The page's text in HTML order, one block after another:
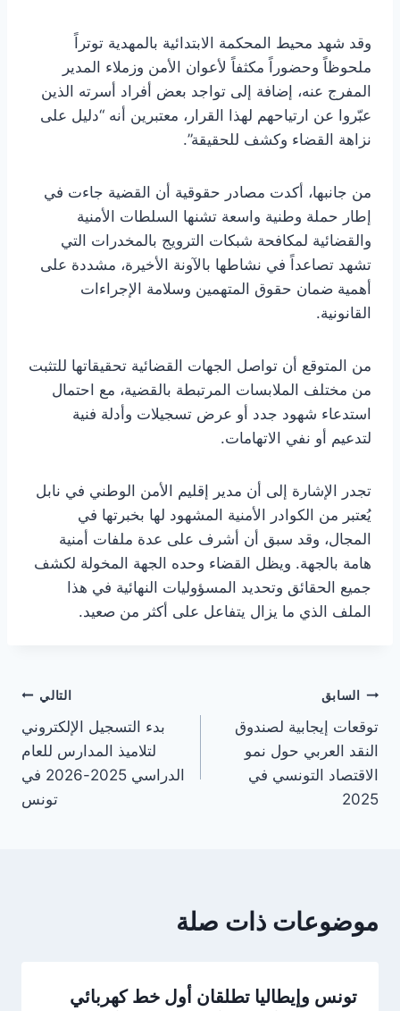
وقد شهد محيط المحكمة الابتدائية بالمهدية توتراً
ملحوظاً وحضوراً مكثفاً لأعوان الأمن وزملاء المدير
المفرج عنه، إضافة إلى تواجد بعض أفراد أسرته الذين
عبّروا عن ارتياحهم لهذا القرار، معتبرين أنه “دليل على
نزاهة القضاء وكشف للحقيقة”.
من جانبها، أكدت مصادر حقوقية أن القضية جاءت في
إطار حملة وطنية واسعة تشنها السلطات الأمنية
والقضائية لمكافحة شبكات الترويج بالمخدرات التي
تشهد تصاعداً في نشاطها بالآونة الأخيرة، مشددة على
أهمية ضمان حقوق المتهمين وسلامة الإجراءات
القانونية.
من المتوقع أن تواصل الجهات القضائية تحقيقاتها للتثبت
من مختلف الملابسات المرتبطة بالقضية، مع احتمال
استدعاء شهود جدد أو عرض تسجيلات وأدلة فنية
لتدعيم أو نفي الاتهامات.
تجدر الإشارة إلى أن مدير إقليم الأمن الوطني في نابل
يُعتبر من الكوادر الأمنية المشهود لها بخبرتها في
المجال، وقد سبق أن أشرف على عدة ملفات أمنية
هامة بالجهة. ويظل القضاء وحده الجهة المخولة لكشف
جميع الحقائق وتحديد المسؤوليات النهائية في هذا
الملف الذي ما يزال يتفاعل على أكثر من صعيد.
تصفّح
المقالات
السابق
توقعات إيجابية لصندوق
النقد العربي حول نمو
الاقتصاد التونسي في
2025
التالي
بدء التسجيل الإلكتروني
لتلاميذ المدارس للعام
الدراسي 2025-2026 في
تونس
موضوعات ذات صلة
تونس وإيطاليا تطلقان أول خط كهربائي